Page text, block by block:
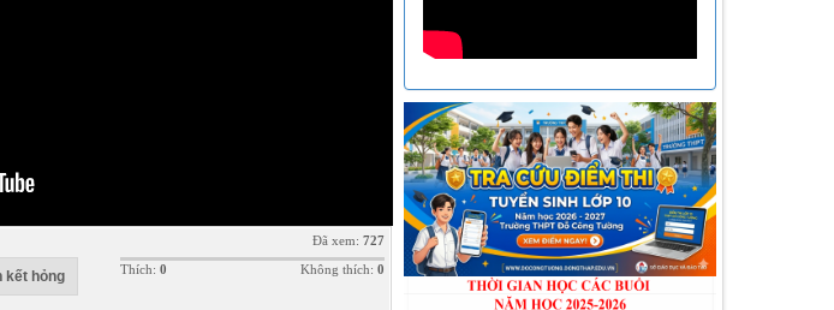
kết hỏng
Đã xem:727
Thích:0 Không thích:0